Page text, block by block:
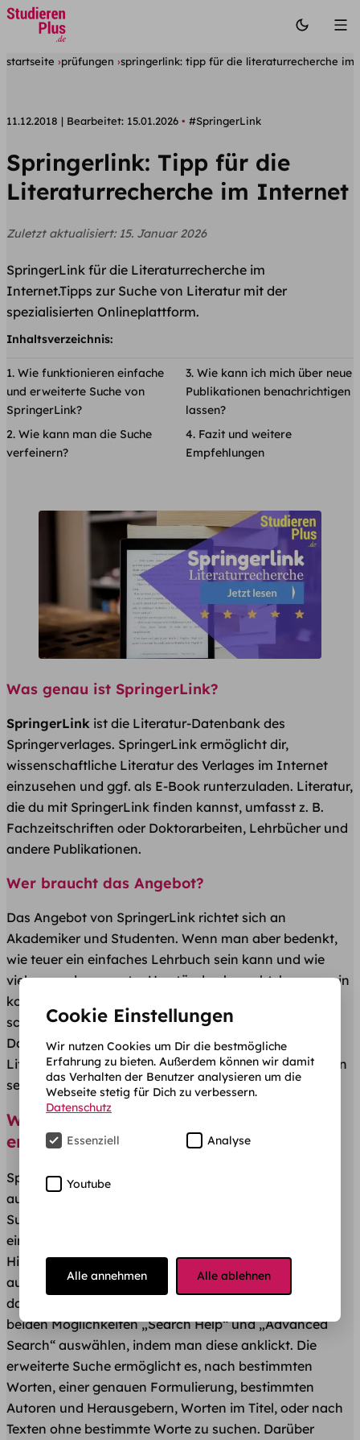
startseite prüfungen springerlink: tipp für die literaturrecherche im
11.12.2018 Bearbeitet: 15.01.2026 #SpringerLink
Springerlink: Tipp für die
Literaturrecherche im Internet
Zuletzt aktualisiert: 15. Januar 2026
SpringerLink für die Literaturrecherche im
Internet.Tipps zur Suche von Literatur mit der
spezialisierten Onlineplattform.
Inhaltsverzeichnis:
Wie funktionieren einfache
und erweiterte Suche von
SpringerLink?
Wie kann man die Suche
verfeinern?
Wie kann ich mich über neue
Publikationen benachrichtigen
lassen?
Fazit und weitere
Empfehlungen
Was genau ist SpringerLink?
SpringerLink ist die Literatur-Datenbank des
Springerverlages. SpringerLink ermöglicht dir,
wissenschaftliche Literatur des Verlages im Internet
einzusehen und ggf. als E-Book runterzuladen. Literatur,
die du mit SpringerLink finden kannst, umfasst z. B.
Fachzeitschriften oder Doktorarbeiten, Lehrbücher und
andere Publikationen.
Wer braucht das Angebot?
Das Angebot von SpringerLink richtet sich an
Akademiker und Studenten. Wenn man aber bedenkt,
wie teuer ein einfaches Lehrbuch sein kann und wie
viele man davon unter Umständen braucht, kann so ein
kostenloses und legal runtergeladenes E-Book einem
schon ordentlich den Hintern retten. Solche
Datenbanken sind also nicht nur bei der
Literaturrecherche für Seminar- und Abschlussarbeiten
sehr hilfreich.
Wie funktionieren einfache und
erweiterte Suche von SpringerLink?
Springer Link verfügt sowohl über eine einfache, als
auch über eine erweiterte Suche. Um die einfache
Suche zu verwenden, kannst du einen Suchbegriff
eingeben und auf das weiße Lupen-Symbol klicken.
Hilfe zur Suche und die erweiterte Suche kann man
aufrufen, indem man auf das Zahnrad-Symbol rechts
daneben klickt. Hier kann man dann zwischen den
beiden Möglichkeiten „Search Help“ und „Advanced
Search“ auswählen, indem man diese anklickt. Die
erweiterte Suche ermöglicht es, nach bestimmten
Worten, einer genauen Formulierung, bestimmten
Autoren und Herausgebern, Worten im Titel, oder nach
Texten ohne bestimmte Worte zu suchen. Darüber
Cookie Einstellungen
Wir nutzen Cookies um Dir die bestmögliche
Erfahrung zu bieten. Außerdem können wir damit
das Verhalten der Benutzer analysieren um die
Webseite stetig für Dich zu verbessern.
Datenschutz
Essenziell Analyse
Youtube
Alle annehmen Alle ablehnen